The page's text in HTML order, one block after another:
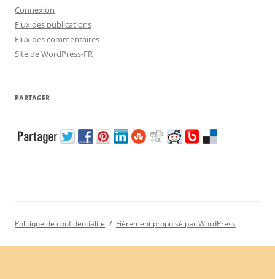
Connexion
Flux des publications
Flux des commentaires
Site de WordPress-FR
PARTAGER
Politique de confidentialité Fièrement propulsé par WordPress